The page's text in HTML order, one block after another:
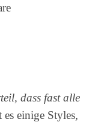
dass fast alle
einige Styles,